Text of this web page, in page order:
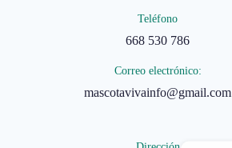
Teléfono
668 530 786
Correo electrónico:
mascotavivainfo@gmail.com